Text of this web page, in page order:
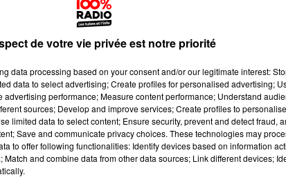
de votre vie privée est notre priorité
data processing based on your consent and/or our legitimate interest:
data to select advertising; Create profiles for personalised advertising;
performance; Measure content performance; Understand
sources; Develop and improve services; Create profiles to
limited data to select content; Ensure security, prevent and detect fraud,
Save and communicate privacy choices. These technologies may
to offer following functionalities: Identify devices based on information
and combine data from other data sources; Link different devices;